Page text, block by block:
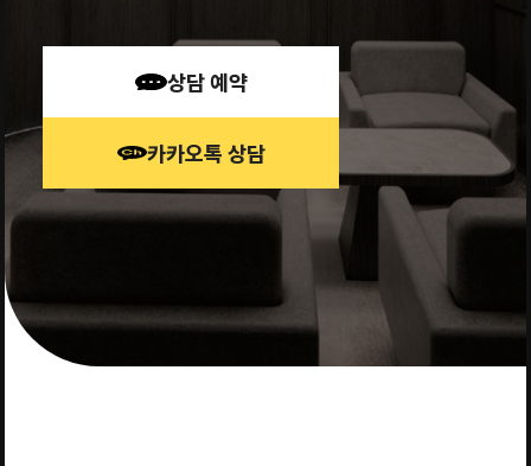
상담 예약
카카오톡 상담